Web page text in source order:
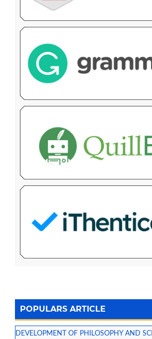
POPULARS ARTICLE
DEVELOPMENT OF PHILOSOPHY AND